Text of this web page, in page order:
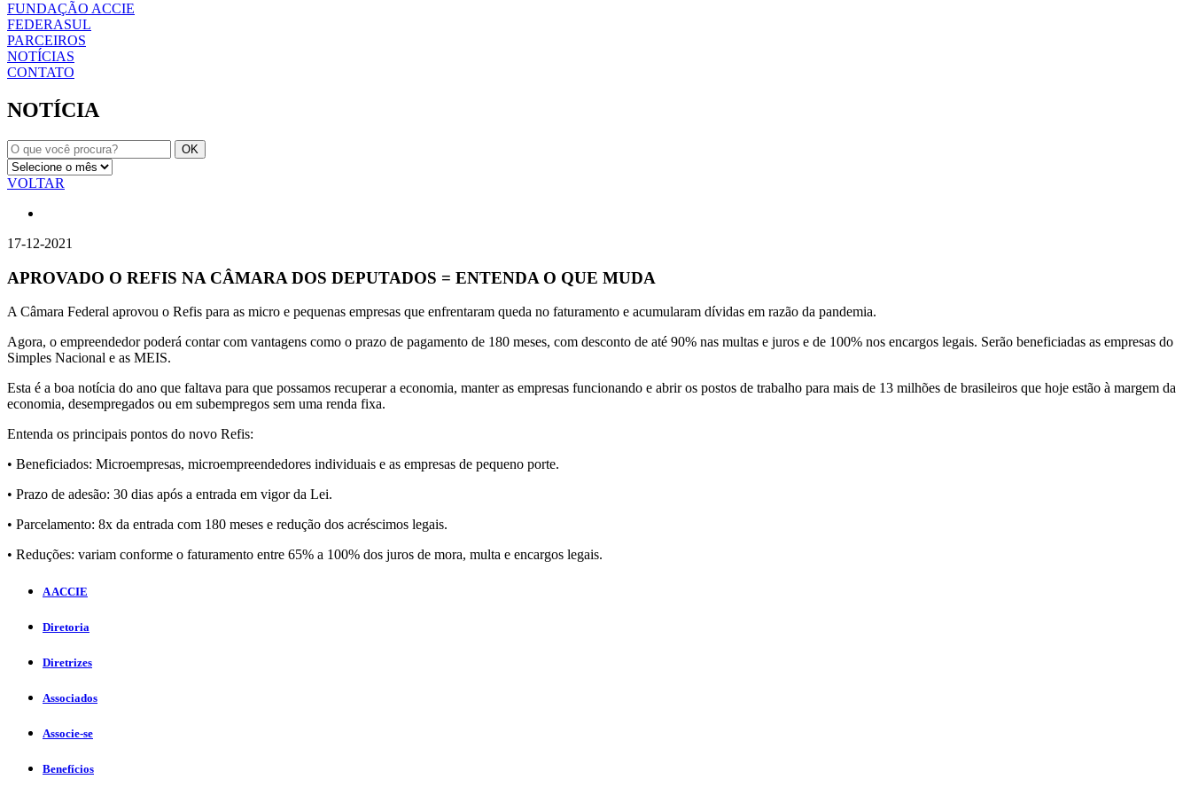
FUNDAÇÃO ACCIE
FEDERASUL
PARCEIROS
NOTÍCIAS
CONTATO
NOTÍCIA
VOLTAR
17-12-2021
APROVADO O REFIS NA CÂMARA DOS DEPUTADOS = ENTENDA O QUE MUDA
A Câmara Federal aprovou o Refis para as micro e pequenas empresas que enfrentaram queda no faturamento e acumularam dívidas em razão da pandemia.
Agora, o empreendedor poderá contar com vantagens como o prazo de pagamento de 180 meses, com desconto de até 90% nas multas e juros e de 100% nos encargos legais. Serão beneficiadas as empresas do
Simples Nacional e as MEIS.
Esta é a boa notícia do ano que faltava para que possamos recuperar a economia, manter as empresas funcionando e abrir os postos de trabalho para mais de 13 milhões de brasileiros que hoje estão à margem da
economia, desempregados ou em subempregos sem uma renda fixa.
Entenda os principais pontos do novo Refis:
• Beneficiados: Microempresas, microempreendedores individuais e as empresas de pequeno porte.
• Prazo de adesão: 30 dias após a entrada em vigor da Lei.
• Parcelamento: 8x da entrada com 180 meses e redução dos acréscimos legais.
• Reduções: variam conforme o faturamento entre 65% a 100% dos juros de mora, multa e encargos legais.
A ACCIE
Diretoria
Diretrizes
Associados
Associe-se
Benefícios